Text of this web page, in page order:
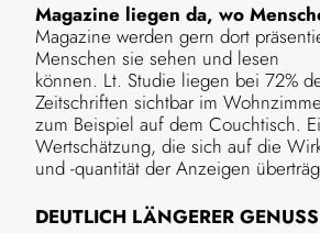
Magazine liegen da, wo
Magazine werden gern dort
Menschen sie sehen und lesen
können. Lt. Studie liegen bei 72%
Zeitschriften sichtbar im
zum Beispiel auf dem Couchtisch.
Wertschätzung, die sich auf die
und -quantität der Anzeigen
DEUTLICH LÄNGERER GENUSS